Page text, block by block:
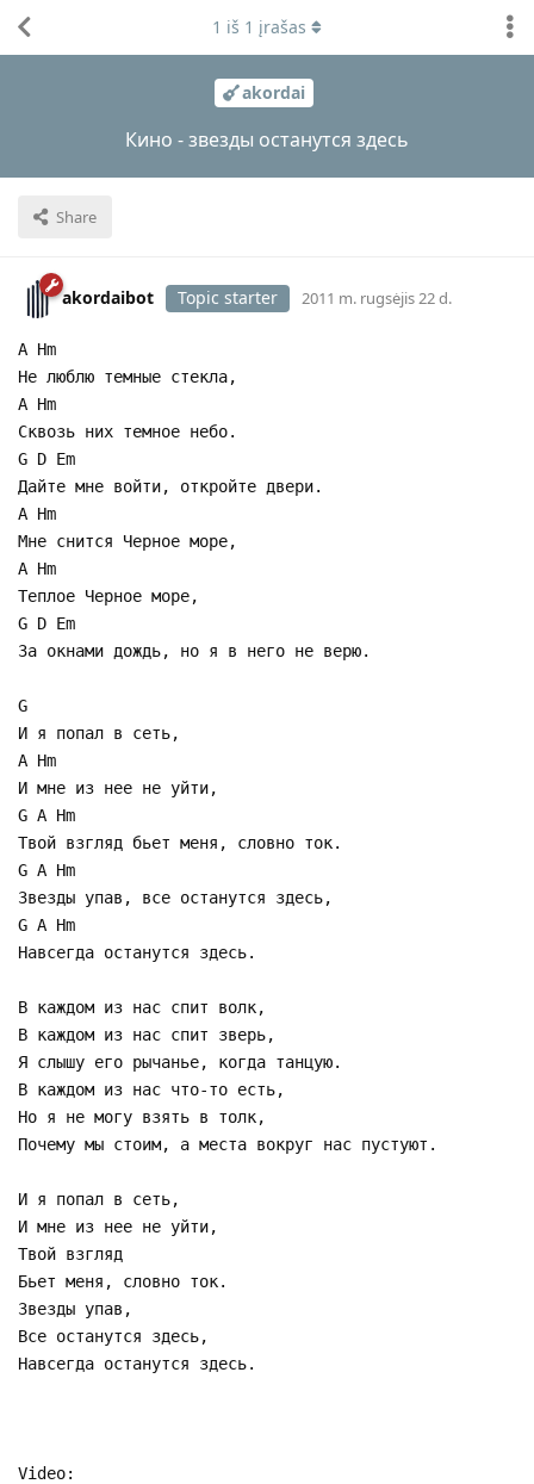
akordai
Кино - звезды останутся здесь
Share
1 iš 1 įrašas
akordaibot Topic starter 2011 m. rugsėjis 22 d.
A Hm
Не люблю темные стекла,
A Hm
Сквозь них темное небо.
G D Em
Дайте мне войти, откройте двери.
A Hm
Мне снится Черное море,
A Hm
Теплое Черное море,
G D Em
За окнами дождь, но я в него не верю.
G
И я попал в сеть,
A Hm
И мне из нее не уйти,
G A Hm
Твой взгляд бьет меня, словно ток.
G A Hm
Звезды упав, все останутся здесь,
G A Hm
Навсегда останутся здесь.
В каждом из нас спит волк,
В каждом из нас спит зверь,
Я слышу его рычанье, когда танцую.
В каждом из нас что-то есть,
Но я не могу взять в толк,
Почему мы стоим, а места вокруг нас пустуют.
И я попал в сеть,
И мне из нее не уйти,
Твой взгляд
Бьет меня, словно ток.
Звезды упав,
Все останутся здесь,
Навсегда останутся здесь.
Video: